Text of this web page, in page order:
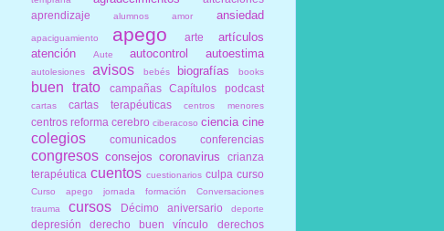
aprendizaje
alumnos amor ansiedad
apaciguamiento apego arte
artículos
atención
Aute autocontrol autoestima
autolesiones avisos bebés biografías books
buen trato campañas Capítulos podcast
cartas cartas terapéuticas centros menores
centros reforma cerebro ciberacoso ciencia cine
colegios comunicados conferencias
congresos consejos coronavirus
crianza
terapéutica cuentos cuestionarios culpa curso
Curso apego jornada formación Conversaciones
trauma
cursos Décimo aniversario deporte
depresión derecho buen vínculo
derechos